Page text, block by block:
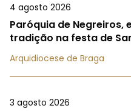
4 agosto 2026
Paróquia de Negreiros,
tradição na festa de
Arquidiocese de Braga
3 agosto 2026